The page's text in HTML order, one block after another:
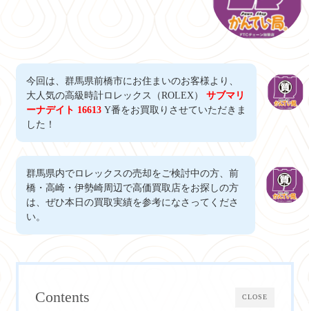
今回は、群馬県前橋市にお住まいのお客様より、
大人気の高級時計ロレックス（ROLEX）
サブマリ
ーナデイト 16613 Y番をお買取りさせていただきま
した！
群馬県内でロレックスの売却をご検討中の方、前
橋・高崎・伊勢崎周辺で高価買取店をお探しの方
は、ぜひ本日の買取実績を参考になさってくださ
い。
CLOSE
Contents